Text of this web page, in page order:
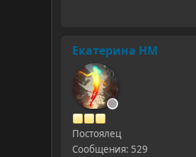
Екатерина НМ
Постоялец
Сообщения: 529